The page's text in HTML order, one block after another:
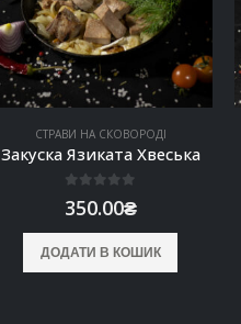
СТРАВИ НА СКОВОРОДІ
Закуска Язиката Хвеська
350.00₴
ДОДАТИ В КОШИК